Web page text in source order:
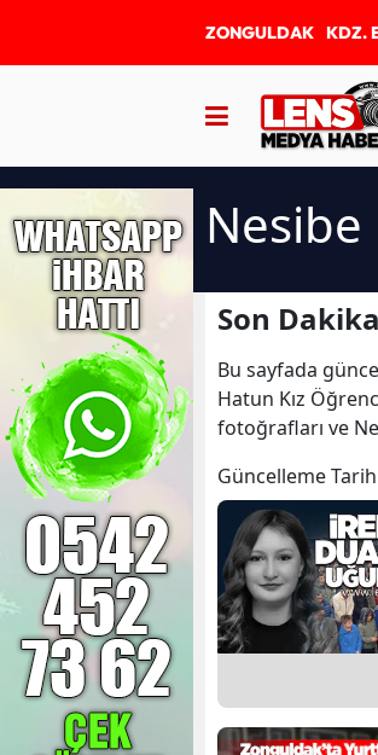
ZONGULDAK KDZ.
Son
Bu sayfada
Hatun Kız
fotoğrafları ve
Güncelleme